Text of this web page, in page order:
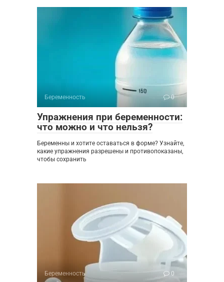
Беременность 0
Упражнения при беременности:
что можно и что нельзя?
Беременны и хотите оставаться в форме? Узнайте,
какие упражнения разрешены и противопоказаны,
чтобы сохранить
Беременность 0